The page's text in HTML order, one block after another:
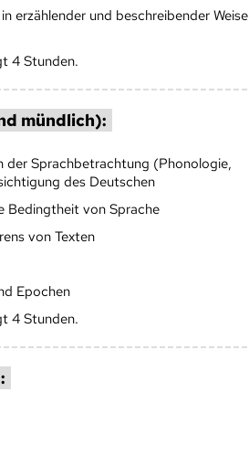
erzählender und beschreibender Weise
4 Stunden.
mündlich):
der Sprachbetrachtung (Phonologie,
des Deutschen
Bedingtheit von Sprache
von Texten
Epochen
4 Stunden.